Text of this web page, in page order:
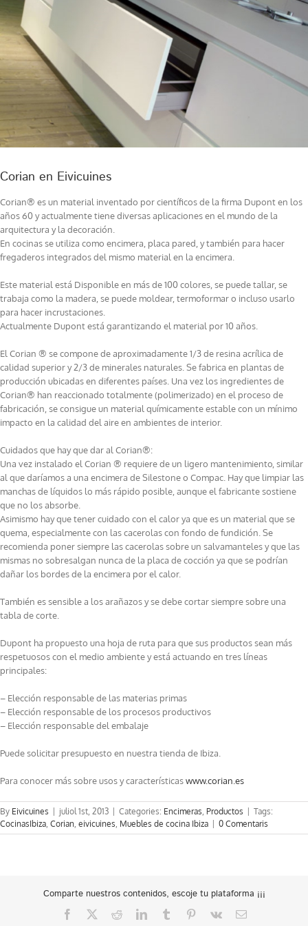
Corian en Eivicuines
Corian® es un material inventado por científicos de la firma Dupont en los
años 60 y actualmente tiene diversas aplicaciones en el mundo de la
arquitectura y la decoración.
En cocinas se utiliza como encimera, placa pared, y también para hacer
fregaderos integrados del mismo material en la encimera.
Este material está Disponible en más de 100 colores, se puede tallar, se
trabaja como la madera, se puede moldear, termoformar o incluso usarlo
para hacer incrustaciones.
Actualmente Dupont está garantizando el material por 10 años.
El Corian ® se compone de aproximadamente 1/3 de resina acrílica de
calidad superior y 2/3 de minerales naturales. Se fabrica en plantas de
producción ubicadas en diferentes países. Una vez los ingredientes de
Corian® han reaccionado totalmente (polimerizado) en el proceso de
fabricación, se consigue un material químicamente estable con un mínimo
impacto en la calidad del aire en ambientes de interior.
Cuidados que hay que dar al Corian®:
Una vez instalado el Corian ® requiere de un ligero mantenimiento, similar
al que daríamos a una encimera de Silestone o Compac. Hay que limpiar las
manchas de líquidos lo más rápido posible, aunque el fabricante sostiene
que no los absorbe.
Asimismo hay que tener cuidado con el calor ya que es un material que se
quema, especialmente con las cacerolas con fondo de fundición. Se
recomienda poner siempre las cacerolas sobre un salvamanteles y que las
mismas no sobresalgan nunca de la placa de cocción ya que se podrían
dañar los bordes de la encimera por el calor.
También es sensible a los arañazos y se debe cortar siempre sobre una
tabla de corte.
Dupont ha propuesto una hoja de ruta para que sus productos sean más
respetuosos con el medio ambiente y está actuando en tres líneas
principales:
– Elección responsable de las materias primas
– Elección responsable de los procesos productivos
– Elección responsable del embalaje
Puede solicitar presupuesto en nuestra tienda de Ibiza.
Para conocer más sobre usos y característicaswww.corian.es
By Eivicuines | juliol 1st, 2013 | Categories: Encimeras Productos | Tags:
CocinasIbiza Corian eivicuines Muebles de cocina Ibiza | 0 Comentaris
Comparte nuestros contenidos, escoje tu plataforma ¡¡¡
Facebook RedditLinkedInTumblr Pinterest
Vk Email: